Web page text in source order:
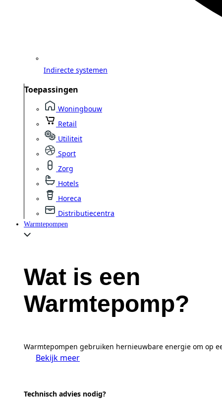
Indirecte systemen
Toepassingen
Woningbouw
Retail
Utiliteit
Sport
Zorg
Hotels
Horeca
Distributiecentra
Warmtepompen
Wat is een
Warmtepomp?
Warmtepompen gebruiken hernieuwbare energie om op
Bekijk meer
Technisch advies nodig?